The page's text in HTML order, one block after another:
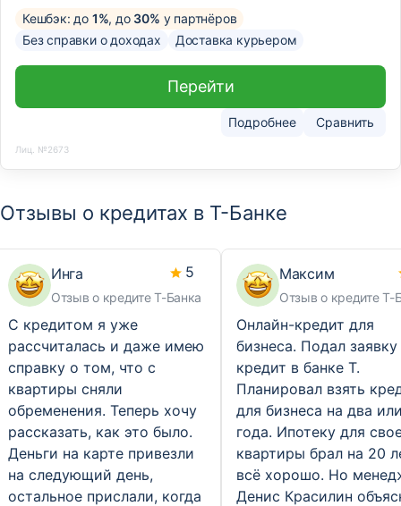
Кешбэк: до 1%, до 30% у партнёров
Без справки о доходах
Доставка курьером
Подробнее Сравнить
Перейти
Лиц. №2673
Отзывы о кредитах в Т-Банке
Инга
Отзыв о кредите Т-Банка
5
С кредитом я уже
рассчиталась и даже имею
справку о том, что с
квартиры сняли
обременения. Теперь хочу
рассказать, как это было.
Деньги на карте привезли
на следующий день,
остальное прислали, когда
Максим
Отзыв о кредите Т-
Онлайн-кредит для
бизнеса. Подал заявку
кредит в банке Т.
Планировал взять
для бизнеса на два
года. Ипотеку для
квартиры брал на 20
всё хорошо. Но
Денис Красилин